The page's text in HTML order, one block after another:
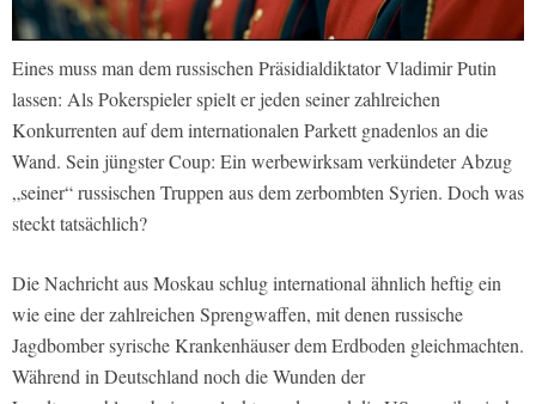
Eines muss man dem russischen Präsidialdiktator Vladimir Putin
lassen: Als Pokerspieler spielt er jeden seiner zahlreichen
Konkurrenten auf dem internationalen Parkett gnadenlos an die
Wand. Sein jüngster Coup: Ein werbewirksam verkündeter Abzug
„seiner“ russischen Truppen aus dem zerbombten Syrien. Doch was
steckt tatsächlich?
Die Nachricht aus Moskau schlug international ähnlich heftig ein
wie eine der zahlreichen Sprengwaffen, mit denen russische
Jagdbomber syrische Krankenhäuser dem Erdboden gleichmachten.
Während in Deutschland noch die Wunden der